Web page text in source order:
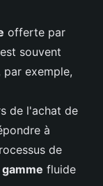
offerte par
souvent
par exemple,
de l'achat de
à
de
fluide